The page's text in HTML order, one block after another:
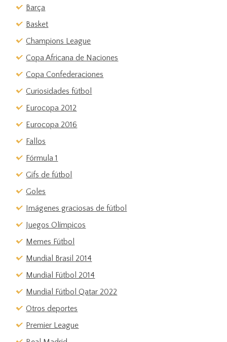
Barça
Basket
Champions League
Copa Africana de Naciones
Copa Confederaciones
Curiosidades fútbol
Eurocopa 2012
Eurocopa 2016
Fallos
Fórmula 1
Gifs de fútbol
Goles
Imágenes graciosas de fútbol
Juegos Olímpicos
Memes Fútbol
Mundial Brasil 2014
Mundial Fútbol 2014
Mundial Fútbol Qatar 2022
Otros deportes
Premier League